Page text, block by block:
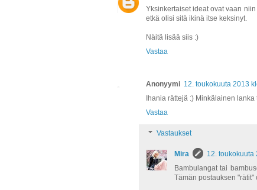
Yksinkertaiset ideat ovat vaan
etkä olisi sitä ikinä itse keksinyt.
Näitä lisää siis :)
Vastaa
Anonyymi 12. toukokuuta 2013
Ihania rättejä :) Minkälainen
Vastaa
Vastaukset
Mira
12. toukokuuta
Bambulangat tai
Tämän postauksen